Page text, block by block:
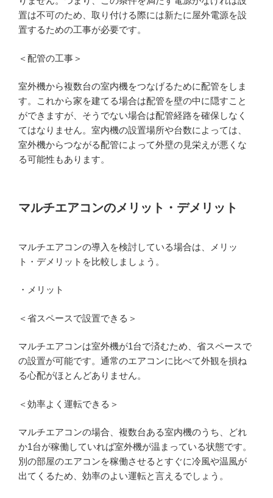
置は不可のため、取り付ける際には新たに屋外電源を設
置するための工事が必要です。
＜配管の工事＞
室外機から複数台の室内機をつなげるために配管をしま
す。これから家を建てる場合は配管を壁の中に隠すこと
ができますが、そうでない場合は配管経路を確保しなく
てはなりません。室内機の設置場所や台数によっては、
室外機からつながる配管によって外壁の見栄えが悪くな
る可能性もあります。
マルチエアコンのメリット・デメリット
マルチエアコンの導入を検討している場合は、メリッ
ト・デメリットを比較しましょう。
・メリット
＜省スペースで設置できる＞
マルチエアコンは室外機が1台で済むため、省スペースで
の設置が可能です。通常のエアコンに比べて外観を損ね
る心配がほとんどありません。
＜効率よく運転できる＞
マルチエアコンの場合、複数台ある室内機のうち、どれ
か1台が稼働していれば室外機が温まっている状態です。
別の部屋のエアコンを稼働させるとすぐに冷風や温風が
出てくるため、効率のよい運転と言えるでしょう。